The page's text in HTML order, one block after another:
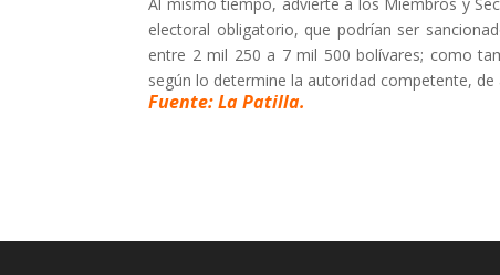
electoral obligatorio, que podrían ser
entre 2 mil 250 a 7 mil 500 bolívares; como
según lo determine la autoridad competente,
Fuente: La Patilla.